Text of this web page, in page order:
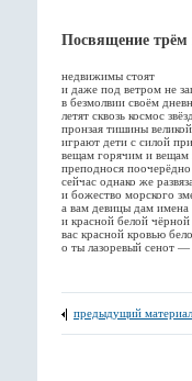
Посвящение трём
недвижимы стоят
и даже под ветром не
в безмолвии своём
летят сквозь космос
пронзая тишины
играют дети с силой
вещам горячим и
преподнося
сейчас однако же
и божество морского
а вам девицы дам имена
и красной белой чёрной
вас красной кровью
о ты лазоревый сенот —
предыдущий материал